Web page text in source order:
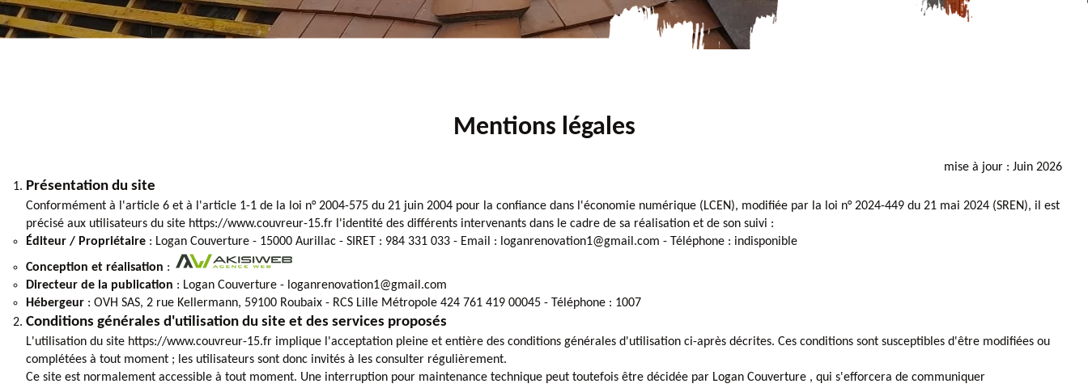
Mentions légales
mise à jour : Juin 2026
Présentation du site
Conformément à l'article 6 et à l'article 1-1 de la loi n° 2004-575 du 21 juin 2004 pour la confiance dans l'économie numérique (LCEN), modifiée par la loi n° 2024-449 du 21 mai 2024 (SREN), il est
précisé aux utilisateurs du site https://www.couvreur-15.fr l'identité des différents intervenants dans le cadre de sa réalisation et de son suivi :
Éditeur / Propriétaire : Logan Couverture - 15000 Aurillac - SIRET : 984 331 033 - Email : loganrenovation1@gmail.com - Téléphone : indisponible
Conception et réalisation :
Directeur de la publication : Logan Couverture - loganrenovation1@gmail.com
Hébergeur : OVH SAS, 2 rue Kellermann, 59100 Roubaix - RCS Lille Métropole 424 761 419 00045 - Téléphone : 1007
Conditions générales d'utilisation du site et des services proposés
L'utilisation du site https://www.couvreur-15.fr implique l'acceptation pleine et entière des conditions générales d'utilisation ci-après décrites. Ces conditions sont susceptibles d'être modifiées ou
complétées à tout moment ; les utilisateurs sont donc invités à les consulter régulièrement.
Ce site est normalement accessible à tout moment. Une interruption pour maintenance technique peut toutefois être décidée par Logan Couverture , qui s'efforcera de communiquer